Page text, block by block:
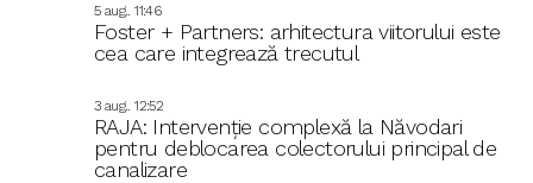
5 aug.. 11:46
Foster + Partners: arhitectura viitorului este
cea care integrează trecutul
3 aug.. 12:52
RAJA: Intervenție complexă la Năvodari
pentru deblocarea colectorului principal de
canalizare